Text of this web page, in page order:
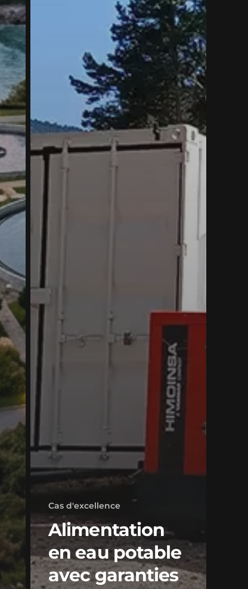
Cas d'excellence
Alimentation
en eau potable
avec garanties